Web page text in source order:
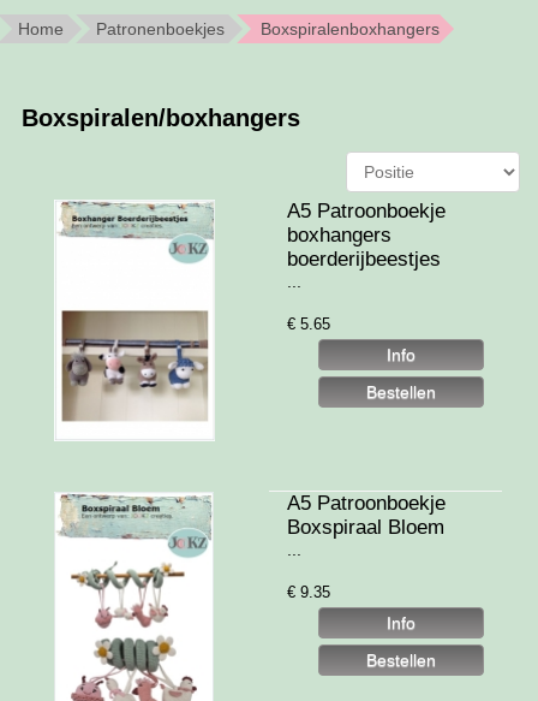
Home Patronenboekjes Boxspiralenboxhangers
Boxspiralen/boxhangers
A5 Patroonboekje
boxhangers
boerderijbeestjes
€ 5.65
A5 Patroonboekje
Boxspiraal Bloem
€ 9.35